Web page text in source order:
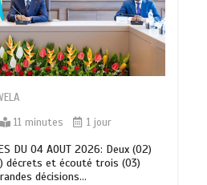
11 minutes 1 jour
DU 04 AOUT 2026: Deux (02)
décrets et écouté trois (03)
décisions…